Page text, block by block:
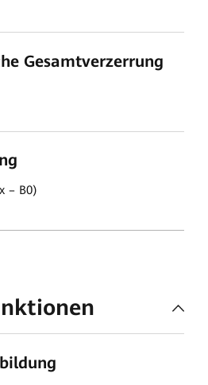
Gesamtverzerrung
– B0)